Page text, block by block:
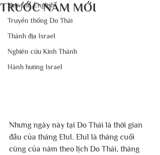
News in English
Truyền thống Do Thái
Thánh địa Israel
Nghiên cứu Kinh Thánh
Hành hương Israel
TRƯỚC NĂM MỚI
Nhưng ngày này tại Do Thái là thời gian
đầu của tháng Elul. Elul là tháng cuối
cùng của năm theo lịch Do Thái, tháng